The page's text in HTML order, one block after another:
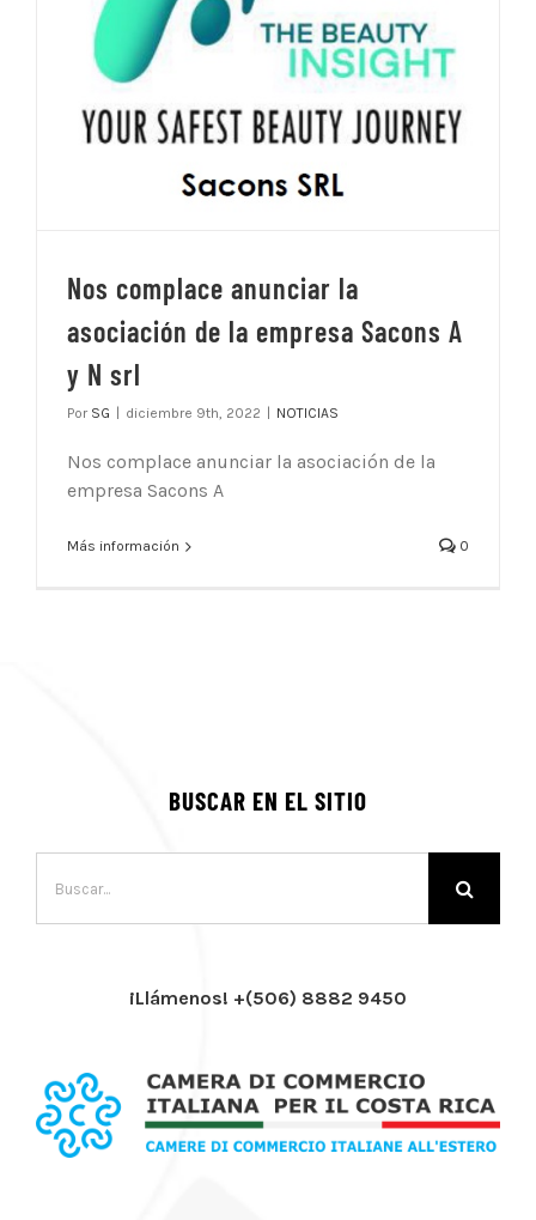
Nos complace anunciar la
asociación de la empresa Sacons A
y N srl
Por SG diciembre 9th, 2022 NOTICIAS
Nos complace anunciar la asociación de la
empresa Sacons A
Más información 0
BUSCAR EN EL SITIO
¡Llámenos! +(506) 8882 9450